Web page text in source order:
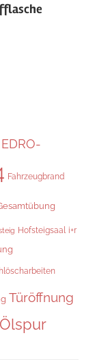
EDRO-
Fahrzeugbrand
Hofsteigsaal i+r
Türöffnung
Ölspur